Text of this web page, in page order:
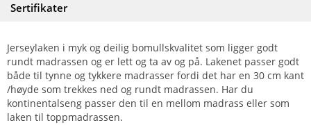
Sertifikater
Jerseylaken i myk og deilig bomullskvalitet som ligger godt
rundt madrassen og er lett og ta av og på. Lakenet passer godt
både til tynne og tykkere madrasser fordi det har en 30 cm kant
/høyde som trekkes ned og rundt madrassen. Har du
kontinentalseng passer den til en mellom madrass eller som
laken til toppmadrassen.